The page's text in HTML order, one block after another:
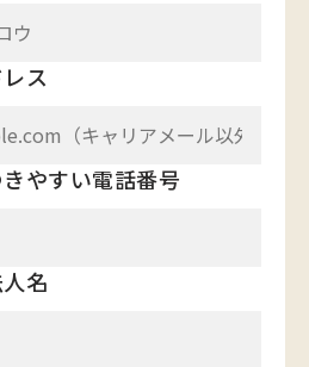
ス
やすい電話番号
名